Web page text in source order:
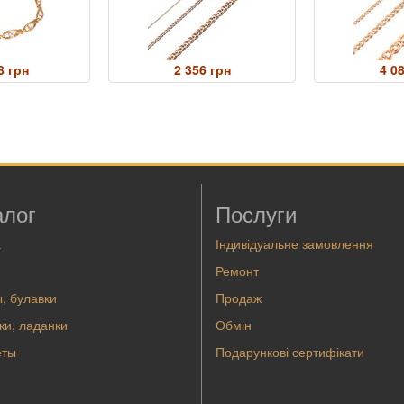
грн 2 356 грн 4
булавки
ладанки
Послуги
Індивідуальне замовлення
Ремонт
Продаж
Обмін
Подарункові сертифікати